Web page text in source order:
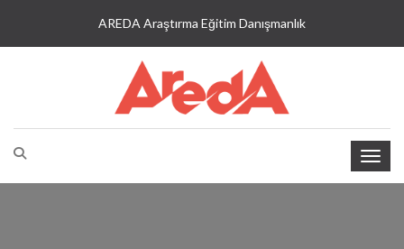
AREDA Araştırma Eğitim Danışmanlık